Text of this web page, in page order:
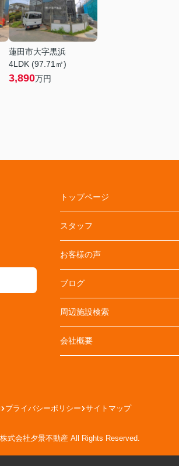
蓮田市大字黒浜
4LDK (97.71㎡)
3,890万円
トップページ
スタッフ
お客様の声
ブログ
周辺施設検索
会社概要
プライバシーポリシー サイトマップ
式会社夕景不動産 All Rights Reserved.